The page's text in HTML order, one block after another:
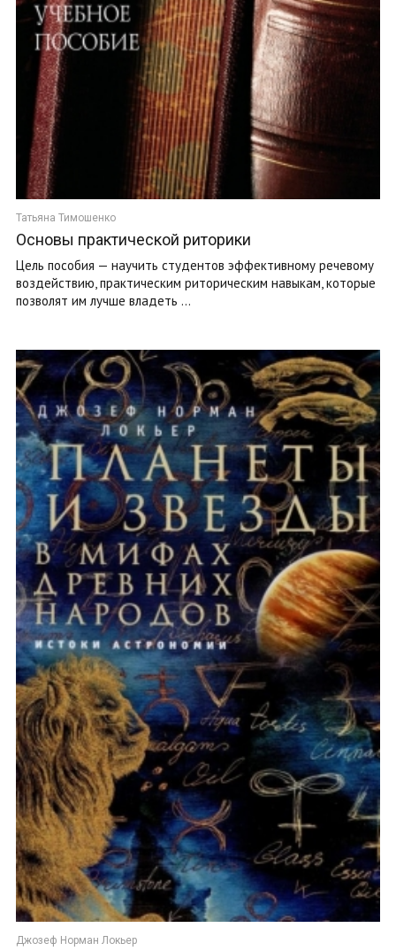
Татьяна Тимошенко
Основы практической риторики
Цель пособия — научить студентов эффективному речевому
воздействию, практическим риторическим навыкам, которые
позволят им лучше владеть ...
Джозеф Норман Локьер